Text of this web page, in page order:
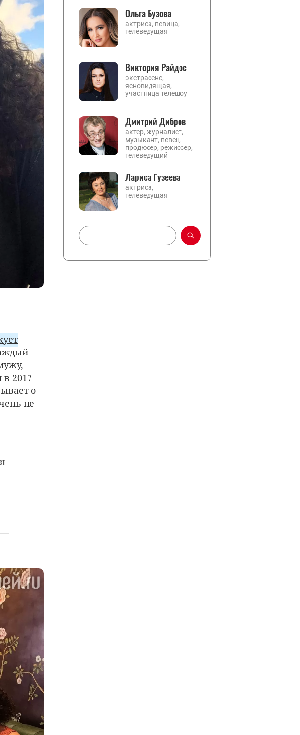
2017
о
не
Ольга Бузова
актриса, певица,
телеведущая
Виктория Райдос
экстрасенс,
ясновидящая,
участница телешоу
Дмитрий Дибров
актер, журналист,
музыкант, певец,
продюсер, режиссер,
телеведущий
Лариса Гузеева
актриса,
телеведущая